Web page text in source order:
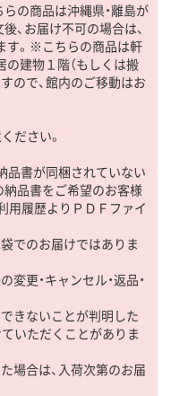
の商品は沖縄県・離島が
、お届け不可の場合は、
す。※こちらの商品は軒
建物１階（もしくは搬
ので、館内のご移動はお
ださい。
品書が同梱されていない
品書をご希望のお客様
用履歴よりＰＤＦファイ
でのお届けではありま
更・キャンセル・返品・
きないことが判明した
いただくことがありま
場合は、入荷次第のお届